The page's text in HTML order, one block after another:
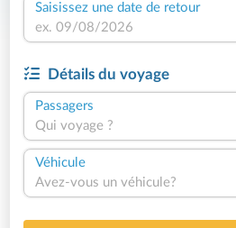
Saisissez une date de retour
Détails du voyage
Passagers
Qui voyage ?
Véhicule
Avez-vous un véhicule?